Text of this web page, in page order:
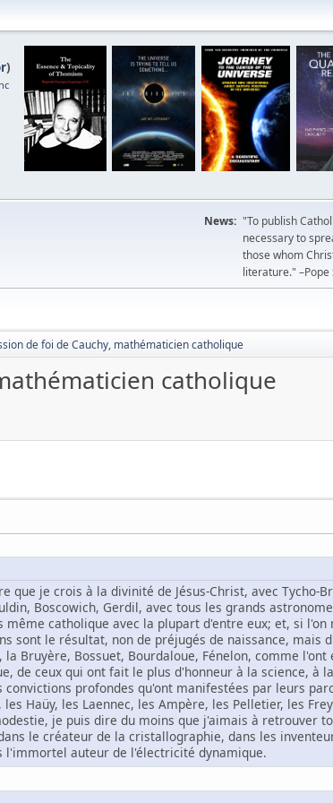
)
News: "To publish
necessary to
those whom
literature." –Pope
de foi de Cauchy, mathématicien catholique
catholique
que je crois à la divinité de Jésus-Christ, avec Tycho-
Boscowich, Gerdil, avec tous les grands
même catholique avec la plupart d'entre eux; et, si
sont le résultat, non de préjugés de naissance, mais
la Bruyère, Bossuet, Bourdaloue, Fénelon, comme
de ceux qui ont fait le plus d'honneur à la science,
convictions profondes qu'ont manifestées par leurs
Haüy, les Laennec, les Ampère, les Pelletier, les
je puis dire du moins que j'aimais à retrouver
le créateur de la cristallographie, dans les
l'immortel auteur de l'électricité dynamique.